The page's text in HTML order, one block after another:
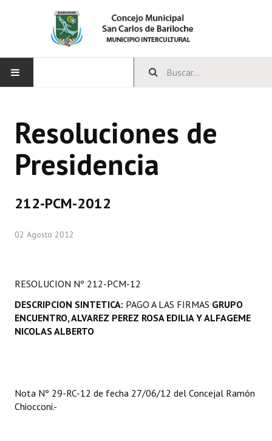
CONCEJO
Bloques Políticos
Comisiones Permanentes
Comisiones Especiales
Programas
LEGISLACIÓN
Carta Orgánica 2007
Resoluciones de
Presidencia
212-PCM-2012
02 Agosto 2012
RESOLUCION Nº 212-PCM-12
DESCRIPCION SINTETICA: PAGO A LAS FIRMAS GRUPO
ENCUENTRO, ALVAREZ PEREZ ROSA EDILIA Y ALFAGEME
NICOLAS ALBERTO
Nota Nº 29-RC-12 de fecha 27/06/12 del Concejal Ramón
Chiocconi.-